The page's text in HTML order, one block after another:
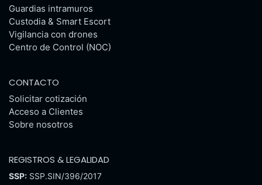
Guardias intramuros
Custodia & Smart Escort
Vigilancia con drones
Centro de Control (NOC)
CONTACTO
Solicitar cotización
Acceso a Clientes
Sobre nosotros
REGISTROS & LEGALIDAD
SSP: SSP.SIN/396/2017